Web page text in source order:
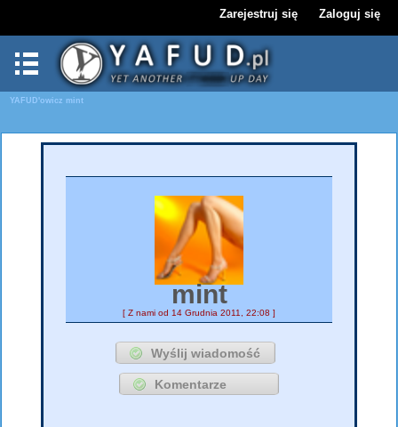
Zarejestruj się Zaloguj się
YAFUD'owicz mint
mint
[ Z nami od 14 Grudnia 2011, 22:08 ]